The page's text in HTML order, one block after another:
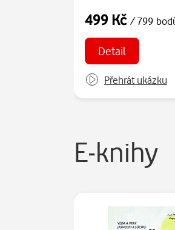
499 Kč / 799
Detail
Přehrát ukázku
E-knihy